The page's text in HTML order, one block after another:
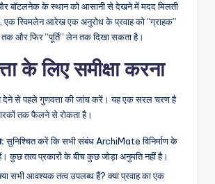
के स्थान को आसानी से देखने में मदद मिलती
एक स्विमलेन आरेख एक अनुरोध के प्रवाह को “ग्राहक”
और फिर “पूर्ति” लेन तक दिखा सकता है।
के लिए समीक्षा करना
से पहले गुणवत्ता की जांच करें। यह एक सरल चरण है
तक फैलने से रोकता है।
सुनिश्चित करें कि सभी संबंध ArchiMate विनिर्माण के
कुछ तत्व प्रकारों के बीच कुछ जोड़ा अनुमति नहीं है।
सभी आवश्यक तत्व उपलब्ध हैं? क्या प्रवाह का एक